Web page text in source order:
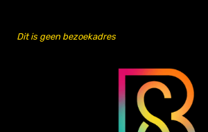
Dit is geen bezoekadres